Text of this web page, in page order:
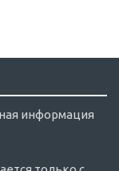
информация